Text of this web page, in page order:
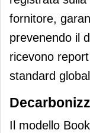
fornitore,
prevenendo il
ricevono
standard
Il modello